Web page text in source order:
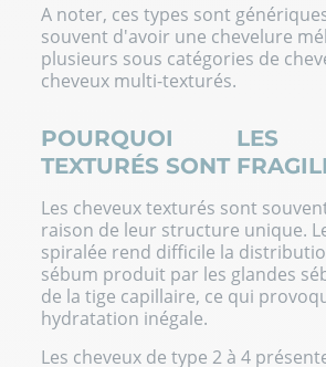
A noter, ces types sont
souvent d'avoir une chevelure
plusieurs sous catégories de
cheveux multi-texturés.
POURQUOI LES
TEXTURÉS SONT
Les cheveux texturés sont
raison de leur structure unique.
spiralée rend difficile la
sébum produit par les glandes
de la tige capillaire, ce qui
hydratation inégale.
Les cheveux de type 2 à 4